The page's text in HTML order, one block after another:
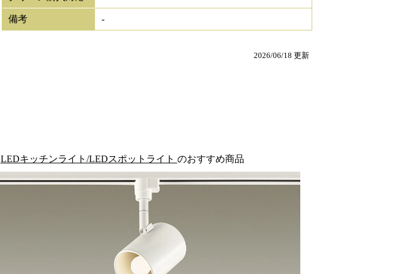
備考 -
2026/06/18 更新
LEDキッチンライト/LEDスポットライト のおすすめ商品